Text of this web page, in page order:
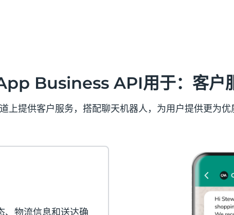
Business API用于：客户
上提供客户服务，搭配聊天机器人，为用户提供更为
物流信息和送达确